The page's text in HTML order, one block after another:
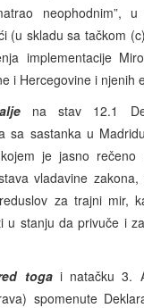
neophodnim”,
(u skladu sa tačkom
implementacije
i Hercegovine i njenih
na stav 12.1
sa sastanka u
je jasno rečeno
vladavine
za trajni mir,
u stanju da privuče i
toga i natačku 3.
spomenute